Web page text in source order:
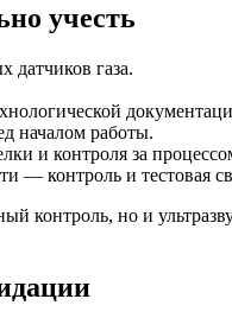
учесть
датчиков газа.
началом работы.
и контроля за
— контроль и тестовая
контроль, но и